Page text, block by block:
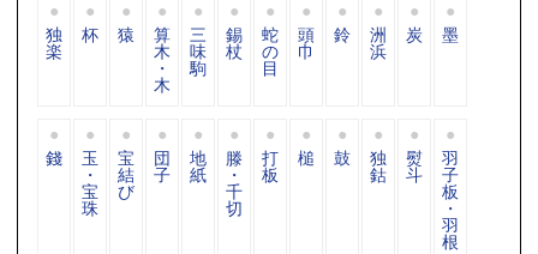
独
楽
杯 猿 算
木
・
木
三
味
駒
錫
杖
蛇
の
目
頭
巾
鈴 洲
浜
炭 墨
錢 玉
・
宝
珠
宝
結
び
団
子
地
紙
滕
・
千
切
打
板
槌 鼓 独
鈷
熨
斗
羽
子
板
・
羽
根